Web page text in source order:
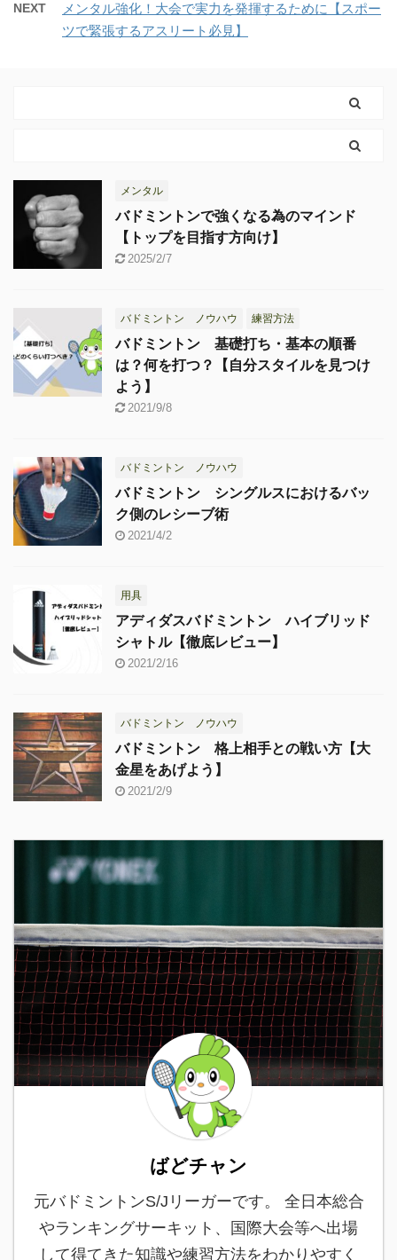
NEXT
メンタル強化！大会で実力を発揮するために【スポー
ツで緊張するアスリート必見】
メンタル
バドミントンで強くなる為のマインド
【トップを目指す方向け】
2025/2/7
バドミントン ノウハウ 練習方法
バドミントン 基礎打ち・基本の順番
は？何を打つ？【自分スタイルを見つけ
よう】
2021/9/8
バドミントン ノウハウ
バドミントン シングルスにおけるバッ
ク側のレシーブ術
2021/4/2
用具
アディダスバドミントン ハイブリッド
シャトル【徹底レビュー】
2021/2/16
バドミントン ノウハウ
バドミントン 格上相手との戦い方【大
金星をあげよう】
2021/2/9
ばどチャン
元バドミントンS/Jリーガーです。 全日本総合
やランキングサーキット、国際大会等へ出場
して得てきた知識や練習方法をわかりやすく